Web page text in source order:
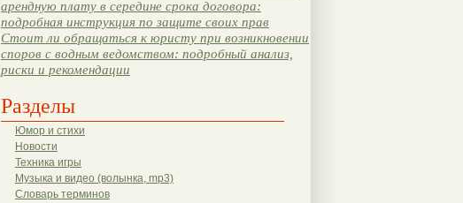
арендную плату в середине срока договора:
подробная инструкция по защите своих прав
Стоит ли обращаться к юристу при возникновении
споров с водным ведомством: подробный анализ,
риски и рекомендации
Разделы
Юмор и стихи
Новости
Техника игры
Музыка и видео (волынка, mp3)
Словарь терминов